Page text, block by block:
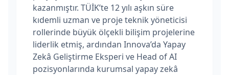
kazanmıştır. TÜİK’te 12 yılı aşkın süre
kıdemli uzman ve proje teknik yöneticisi
rollerinde büyük ölçekli bilişim projelerine
liderlik etmiş, ardından Innova’da Yapay
Zekâ Geliştirme Eksperi ve Head of AI
pozisyonlarında kurumsal yapay zekâ